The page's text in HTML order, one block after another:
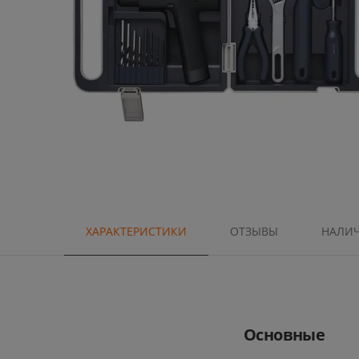
ХАРАКТЕРИСТИКИ ОТЗЫВЫ
Основные